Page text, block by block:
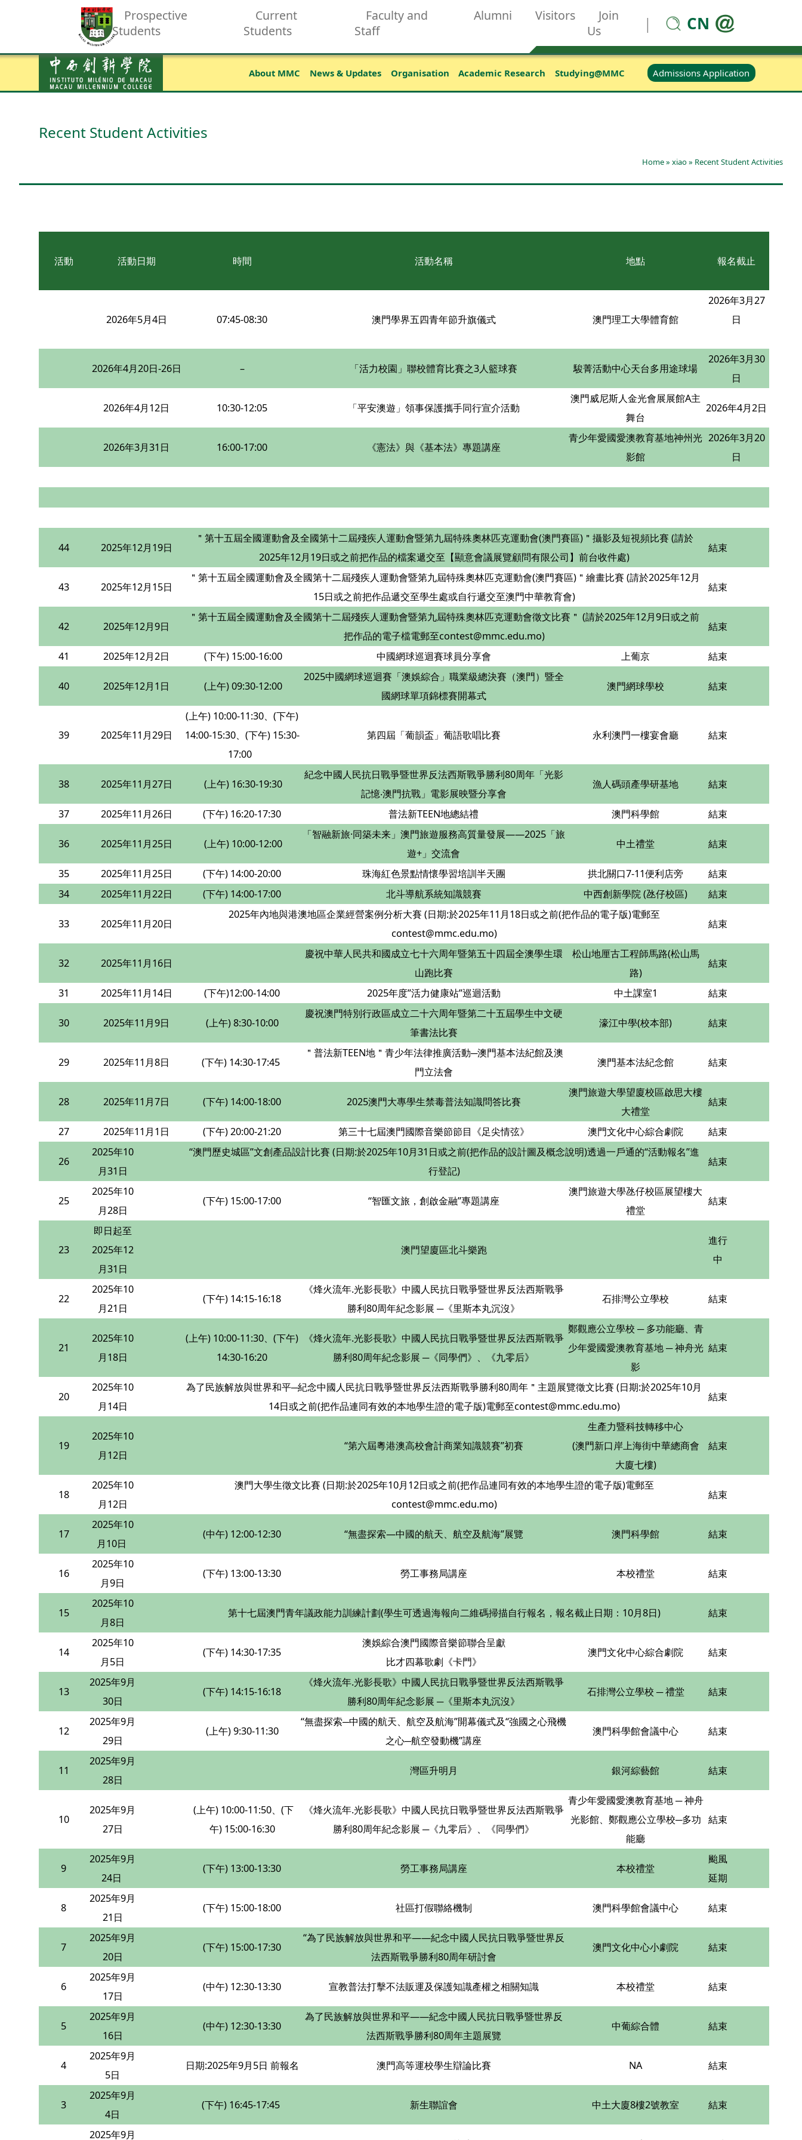
Prospective
Students
Current
Students
Faculty and
Staff
Alumni Visitors
Join
Us
| CN
About MMC News & Updates Organisation Academic Research Studying@MMC Admissions Application
Recent Student Activities
Home» xiao» Recent Student Activities
活動 活動日期 時間 活動名稱 地點 報名截止
2026年5月4日 07:45-08:30 澳門學界五四青年節升旗儀式 澳門理工大學體育館
2026年3月27
日
2026年4月20日-26日 – 「活力校園」聯校體育比賽之3人籃球賽 駿菁活動中心天台多用途球場
2026年3月30
日
2026年4月12日 10:30-12:05 「平安澳遊」領事保護攜手同行宣介活動
澳門威尼斯人金光會展展館A主
舞台
2026年4月2日
2026年3月31日 16:00-17:00 《憲法》與《基本法》專題講座
青少年愛國愛澳教育基地神州光
影館
2026年3月20
日
44 2025年12月19日
＂第十五屆全國運動會及全國第十二屆殘疾人運動會暨第九屆特殊奧林匹克運動會(澳門賽區)＂攝影及短視頻比賽 (請於
2025年12月19日或之前把作品的檔案遞交至【顯意會議展覽顧問有限公司】前台收件處)
結束
43 2025年12月15日
＂第十五屆全國運動會及全國第十二屆殘疾人運動會暨第九屆特殊奧林匹克運動會(澳門賽區)＂繪畫比賽 (請於2025年12月
15日或之前把作品遞交至學生處或自行遞交至澳門中華教育會)
結束
42 2025年12月9日
＂第十五屆全國運動會及全國第十二屆殘疾人運動會暨第九屆特殊奧林匹克運動會徵文比賽＂ (請於2025年12月9日或之前
把作品的電子檔電郵至contest@mmc.edu.mo)
結束
41 2025年12月2日 (下午) 15:00-16:00 中國網球巡迴賽球員分享會 上葡京 結束
40 2025年12月1日 (上午) 09:30-12:00
2025中國網球巡迴賽「澳娛綜合」職業級總決賽（澳門）暨全
國網球單項錦標賽開幕式
澳門網球學校 結束
39 2025年11月29日
(上午) 10:00-11:30、(下午)
14:00-15:30、(下午) 15:30-
17:00
第四屆「葡韻盃」葡語歌唱比賽 永利澳門一樓宴會廳 結束
38 2025年11月27日 (上午) 16:30-19:30
紀念中國人民抗日戰爭暨世界反法西斯戰爭勝利80周年「光影
記憶‧澳門抗戰」電影展映暨分享會
漁人碼頭產學研基地 結束
37 2025年11月26日 (下午) 16:20-17:30 普法新TEEN地總結禮 澳門科學館 結束
36 2025年11月25日 (上午) 10:00-12:00
「智融新旅·同築未来」澳門旅遊服務高質量發展——2025「旅
遊+」交流會
中土禮堂 結束
35 2025年11月25日 (下午) 14:00-20:00 珠海紅色景點情懷學習培訓半天團 拱北關口7-11便利店旁
結束
34
2025年11月22日 (下午) 14:00-17:00 北斗導航系統知識競賽 中西創新學院 (氹仔校區) 結束
33 2025年11月20日
2025年內地與港澳地區企業經營案例分析大賽 (日期:於2025年11月18日或之前(把作品的電子版)電郵至
contest@mmc.edu.mo)
結束
32 2025年11月16日
慶祝中華人民共和國成立七十六周年暨第五十四屆全澳學生環
山跑比賽
松山地厘古工程師馬路(松山馬
路)
結束
31 2025年11月14日 (下午)12:00-14:00 2025年度”活力健康站”巡迴活動 中土課室1 結束
30 2025年11月9日 (上午) 8:30-10:00
慶祝澳門特別行政區成立二十六周年暨第二十五屆學生中文硬
筆書法比賽
濠江中學(校本部) 結束
29 2025年11月8日 (下午) 14:30-17:45
＂普法新TEEN地＂青少年法律推廣活動─澳門基本法紀館及澳
門立法會
澳門基本法紀念館 結束
28 2025年11月7日 (下午) 14:00-18:00 2025澳門大專學生禁毒普法知識問答比賽
澳門旅遊大學望廈校區啟思大樓
大禮堂
結束
27 2025年11月1日 (下午) 20:00-21:20 第三十七屆澳門國際音樂節節目《足尖情弦》 澳門文化中心綜合劇院 結束
26
2025年10
月31日
“澳門歷史城區”文創產品設計比賽 (日期:於2025年10月31日或之前(把作品的設計圖及概念說明)透過一戶通的“活動報名”進
行登記)
結束
25
2025年10
月28日
(下午) 15:00-17:00 “智匯文旅，創啟金融”專題講座
澳門旅遊大學氹仔校區展望樓大
禮堂
結束
23
即日起至
2025年12
月31日
澳門望廈區北斗樂跑
進行
中
22
2025年10
月21日
(下午) 14:15-16:18
《烽火流年.光影長歌》中國人民抗日戰爭暨世界反法西斯戰爭
勝利80周年紀念影展 ─《里斯本丸沉沒》
石排灣公立學校 結束
21
2025年10
月18日
(上午) 10:00-11:30、(下午)
14:30-16:20
《烽火流年.光影長歌》中國人民抗日戰爭暨世界反法西斯戰爭
勝利80周年紀念影展 ─《同學們》、《九零后》
鄭觀應公立學校 ─ 多功能廳、青
少年愛國愛澳教育基地 ─ 神舟光
影
結束
20
2025年10
月14日
為了民族解放與世界和平─紀念中國人民抗日戰爭暨世界反法西斯戰爭勝利80周年＂主題展覽徵文比賽 (日期:於2025年10月
14日或之前(把作品連同有效的本地學生證的電子版)電郵至contest@mmc.edu.mo)
結束
19
2025年10
月12日
“第六屆粵港澳高校會計商業知識競賽”初賽
生產力暨科技轉移中心
(澳門新口岸上海街中華總商會
大廈七樓)
結束
18
2025年10
月12日
澳門大學生徵文比賽 (日期:於2025年10月12日或之前(把作品連同有效的本地學生證的電子版)電郵至
contest@mmc.edu.mo)
結束
17
2025年10
月10日
(中午) 12:00-12:30 “無盡探索—中國的航天、航空及航海”展覽 澳門科學館 結束
16
2025年10
月9日
(下午) 13:00-13:30 勞工事務局講座 本校禮堂 結束
15
2025年10
月8日
第十七屆澳門青年議政能力訓練計劃(學生可透過海報向二維碼掃描自行報名，報名截止日期：10月8日) 結束
14
2025年10
月5日
(下午) 14:30-17:35
澳娛綜合澳門國際音樂節聯合呈獻
比才四幕歌劇《卡門》
澳門文化中心綜合劇院 結束
13
2025年9月
30日
(下午) 14:15-16:18
《烽火流年.光影長歌》中國人民抗日戰爭暨世界反法西斯戰爭
勝利80周年紀念影展 ─《里斯本丸沉沒》
石排灣公立學校 ─ 禮堂 結束
12
2025年9月
29日
(上午) 9:30-11:30
“無盡探索─中國的航天、航空及航海”開幕儀式及“強國之心飛機
之心─航空發動機”講座
澳門科學館會議中心 結束
11
2025年9月
28日
灣區升明月 銀河綜藝館 結束
10
2025年9月
27日
(上午) 10:00-11:50、(下
午) 15:00-16:30
《烽火流年.光影長歌》中國人民抗日戰爭暨世界反法西斯戰爭
勝利80周年紀念影展 ─《九零后》、《同學們》
青少年愛國愛澳教育基地 ─ 神舟
光影館、鄭觀應公立學校─多功
能廳
結束
9
2025年9月
24日
(下午) 13:00-13:30 勞工事務局講座 本校禮堂
颱風
延期
8
2025年9月
21日
(下午) 15:00-18:00 社區打假聯絡機制 澳門科學館會議中心 結束
7
2025年9月
20日
(下午) 15:00-17:30
“為了民族解放與世界和平——紀念中國人民抗日戰爭暨世界反
法西斯戰爭勝利80周年研討會
澳門文化中心小劇院 結束
6
2025年9月
17日
(中午) 12:30-13:30 宣教普法打擊不法販運及保護知識產權之相關知識 本校禮堂 結束
5
2025年9月
16日
(中午) 12:30-13:30
為了民族解放與世界和平——紀念中國人民抗日戰爭暨世界反
法西斯戰爭勝利80周年主題展覽
中葡綜合體 結束
4
2025年9月
5日
日期:2025年9月5日 前報名 澳門高等運校學生辯論比賽 NA 結束
3
2025年9月
4日
(下午) 16:45-17:45 新生聯誼會 中土大廈8樓2號教室 結束
2025年9月